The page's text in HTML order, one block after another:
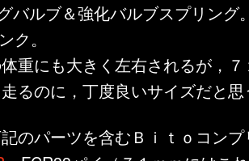
ルブ＆強化バルブスプリング
ク。
重にも大きく左右されるが，
るのに，丁度良いサイズだと
のパーツを含むＢｉｔｏコン